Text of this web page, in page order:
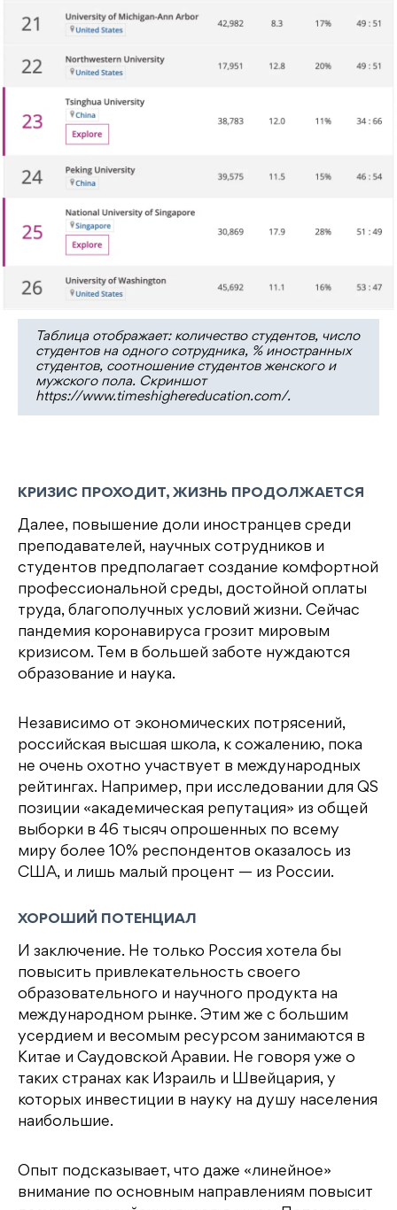
Таблица отображает: количество студентов, число
студентов на одного сотрудника, % иностранных
студентов, соотношение студентов женского и
мужского пола. Скриншот
https://www.timeshighereducation.com/.
КРИЗИС ПРОХОДИТ, ЖИЗНЬ ПРОДОЛЖАЕТСЯ
Далее, повышение доли иностранцев среди
преподавателей, научных сотрудников и
студентов предполагает создание комфортной
профессиональной среды, достойной оплаты
труда, благополучных условий жизни. Сейчас
пандемия коронавируса грозит мировым
кризисом. Тем в большей заботе нуждаются
образование и наука.
Независимо от экономических потрясений,
российская высшая школа, к сожалению, пока
не очень охотно участвует в международных
рейтингах. Например, при исследовании для QS
позиции «академическая репутация» из общей
выборки в 46 тысяч опрошенных по всему
миру более 10% респондентов оказалось из
США, и лишь малый процент — из России.
ХОРОШИЙ ПОТЕНЦИАЛ
И заключение. Не только Россия хотела бы
повысить привлекательность своего
образовательного и научного продукта на
международном рынке. Этим же с большим
усердием и весомым ресурсом занимаются в
Китае и Саудовской Аравии. Не говоря уже о
таких странах как Израиль и Швейцария, у
которых инвестиции в науку на душу населения
наибольшие.
Опыт подсказывает, что даже «линейное»
внимание по основным направлениям повысит